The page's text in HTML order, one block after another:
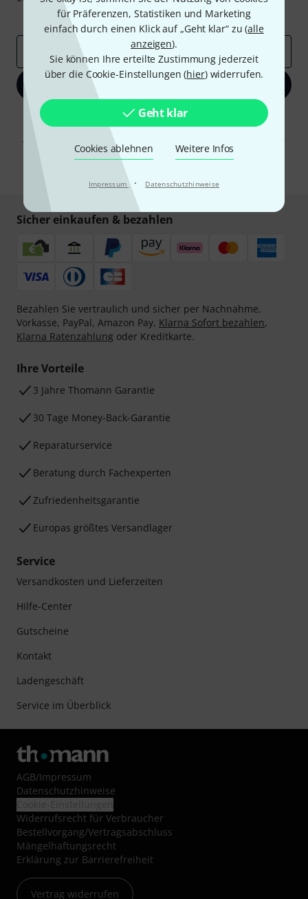
für Präferenzen, Statistiken und Marketing
einfach durch einen Klick auf „Geht klar“ zu (alle
anzeigen).
Sie können Ihre erteilte Zustimmung jederzeit
über die Cookie-Einstellungen (hier) widerrufen.
Geht klar
Cookies ablehnen Weitere Infos
Impressum · Datenschutzhinweise
Inspirierende Beiträge
Deals Thomann Insights
E-Mail-Adresse
Jetzt anmelden
Mit Klick auf „Jetzt anmelden“ stimmen Sie dem Erhalt von E-Mail-
Werbung und einer Messung des E-Mail-Nutzungsverhaltens zu. Die
Abmeldung ist jederzeit möglich. Weitere Informationen finden Sie in
unserenDatenschutzhinweisen .
Sicher einkaufen & bezahlen
Bezahlen Sie vertraulich und sicher per Nachnahme,
Vorkasse, PayPal, Amazon Pay, Klarna Sofort bezahlen,
Klarna Ratenzahlung oder Kreditkarte.
Ihre Vorteile
3 Jahre Thomann Garantie
30 Tage Money-Back-Garantie
Reparaturservice
Beratung durch Fachexperten
Zufriedenheitsgarantie
Europas größtes Versandlager
Service
Versandkosten und Lieferzeiten
Hilfe-Center
Gutscheine
Kontakt
Ladengeschäft
Service im Überblick
AGB/Impressum
Datenschutzhinweise
Widerrufsrecht für Verbraucher
Bestellvorgang/Vertragsabschluss
Mängelhaftungsrecht
Erklärung zur Barrierefreiheit
Vertrag widerrufen